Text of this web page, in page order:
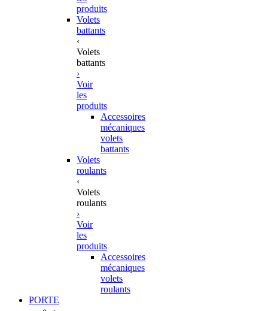
produits
Volets
battants
‹
Volets
battants
›
Voir
les
produits
Accessoires
mécaniques
volets
battants
Volets
roulants
‹
Volets
roulants
›
Voir
les
produits
Accessoires
mécaniques
volets
roulants
PORTE